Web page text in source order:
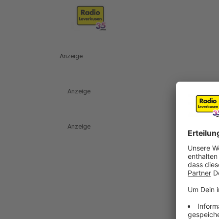
Anzeige
Anzeige
Anzeige